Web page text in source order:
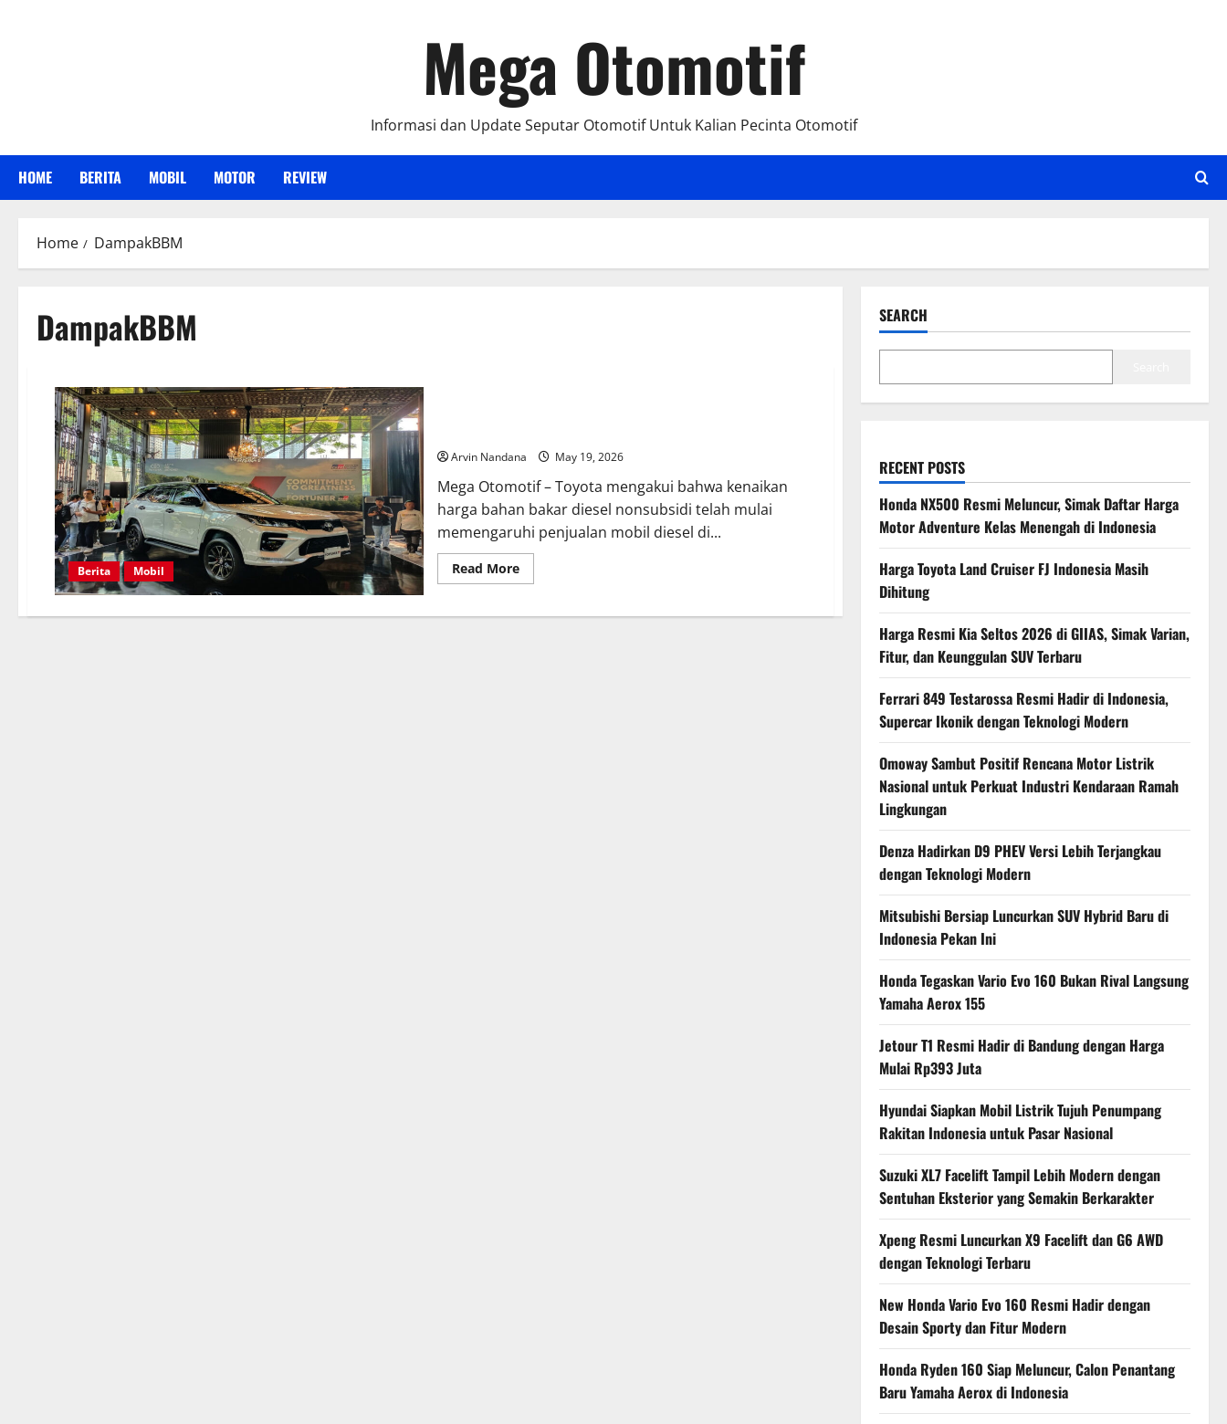
Mega Otomotif
Informasi dan Update Seputar Otomotif Untuk Kalian Pecinta Otomotif
HOME BERITA MOBIL MOTOR REVIEW
Home DampakBBM
DampakBBM
Berita Mobil
Arvin Nandana May 19, 2026
Mega Otomotif – Toyota mengakui bahwa kenaikan
harga bahan bakar diesel nonsubsidi telah mulai
memengaruhi penjualan mobil diesel di...
Read MoreRead
more
Akui
SEARCH
RECENT POSTS
Honda NX500 Resmi Meluncur, Simak Daftar Harga
Motor Adventure Kelas Menengah di Indonesia
Harga Toyota Land Cruiser FJ Indonesia Masih
Dihitung
Harga Resmi Kia Seltos 2026 di GIIAS, Simak Varian,
Fitur, dan Keunggulan SUV Terbaru
Ferrari 849 Testarossa Resmi Hadir di Indonesia,
Supercar Ikonik dengan Teknologi Modern
Omoway Sambut Positif Rencana Motor Listrik
Nasional untuk Perkuat Industri Kendaraan Ramah
Lingkungan
Denza Hadirkan D9 PHEV Versi Lebih Terjangkau
dengan Teknologi Modern
Mitsubishi Bersiap Luncurkan SUV Hybrid Baru di
Indonesia Pekan Ini
Honda Tegaskan Vario Evo 160 Bukan Rival Langsung
Yamaha Aerox 155
Jetour T1 Resmi Hadir di Bandung dengan Harga
Mulai Rp393 Juta
Hyundai Siapkan Mobil Listrik Tujuh Penumpang
Rakitan Indonesia untuk Pasar Nasional
Suzuki XL7 Facelift Tampil Lebih Modern dengan
Sentuhan Eksterior yang Semakin Berkarakter
Xpeng Resmi Luncurkan X9 Facelift dan G6 AWD
dengan Teknologi Terbaru
New Honda Vario Evo 160 Resmi Hadir dengan
Desain Sporty dan Fitur Modern
Honda Ryden 160 Siap Meluncur, Calon Penantang
Baru Yamaha Aerox di Indonesia